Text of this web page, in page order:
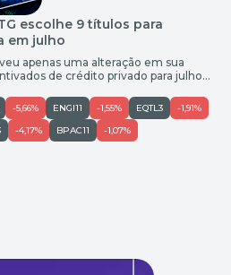
escolhe 9 títulos para
em julho
apenas uma alteração em sua
de crédito privado para julho.
da Energisa Paraíba (SAELB7), em
pelo ponto de entrada dos ativos, e
de crédito. […]
-5,66% ENGI11 -1,55% EQTL3
-1,91%
-4,17% BPAC11
-1,07%